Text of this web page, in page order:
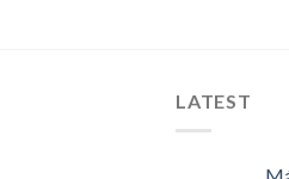
LATEST